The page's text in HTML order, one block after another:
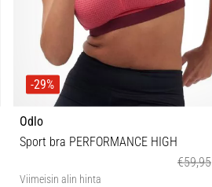
-29%
Odlo
Sport bra PERFORMANCE HIGH
€59,95
Viimeisin alin hinta